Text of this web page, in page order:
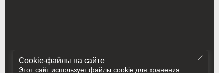
Cookie-файлы на сайте
Этот сайт использует файлы cookie для хранения